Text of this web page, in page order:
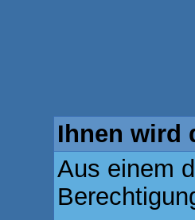
Ihnen wird
Aus einem